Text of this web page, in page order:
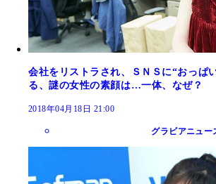
会社をリストラされ、ＳＮＳに“おっぱ
る、謎の女性の素顔は…一体、なぜ？
2018年04月18日 21:00
グラビアニュー